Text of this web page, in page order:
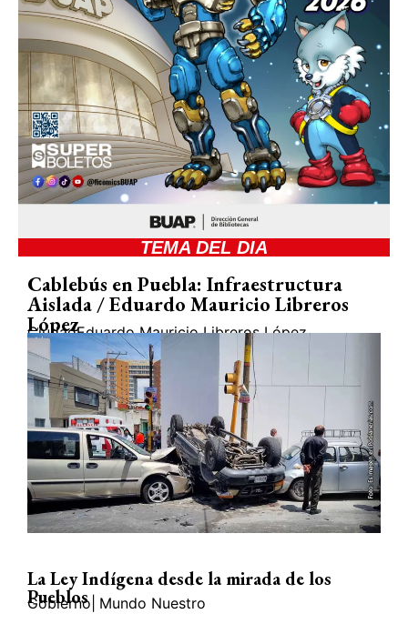
TEMA DEL DIA
Cablebús en Puebla: Infraestructura
Aislada / Eduardo Mauricio Libreros
López
CiudadEduardo Mauricio Libreros López
La Ley Indígena desde la mirada de los
Pueblos
Gobierno Mundo Nuestro